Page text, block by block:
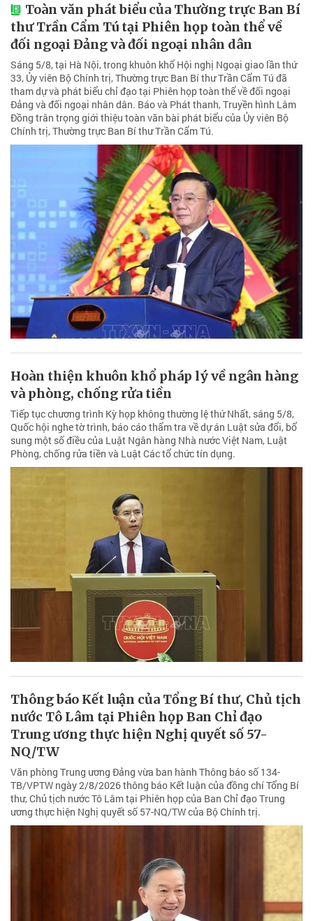
Toàn văn phát biểu của Thường trực Ban Bí
thư Trần Cẩm Tú tại Phiên họp toàn thể về
đối ngoại Đảng và đối ngoại nhân dân
Sáng 5/8, tại Hà Nội, trong khuôn khổ Hội nghị Ngoại giao lần thứ
33, Ủy viên Bộ Chính trị, Thường trực Ban Bí thư Trần Cẩm Tú đã
tham dự và phát biểu chỉ đạo tại Phiên họp toàn thể về đối ngoại
Đảng và đối ngoại nhân dân. Báo và Phát thanh, Truyền hình Lâm
Đồng trân trọng giới thiệu toàn văn bài phát biểu của Ủy viên Bộ
Chính trị, Thường trực Ban Bí thư Trần Cẩm Tú.
Hoàn thiện khuôn khổ pháp lý về ngân hàng
và phòng, chống rửa tiền
Tiếp tục chương trình Kỳ họp không thường lệ thứ Nhất, sáng 5/8,
Quốc hội nghe tờ trình, báo cáo thẩm tra về dự án Luật sửa đổi, bổ
sung một số điều của Luật Ngân hàng Nhà nước Việt Nam, Luật
Phòng, chống rửa tiền và Luật Các tổ chức tín dụng.
Thông báo Kết luận của Tổng Bí thư, Chủ tịch
nước Tô Lâm tại Phiên họp Ban Chỉ đạo
Trung ương thực hiện Nghị quyết số 57-
NQ/TW
Văn phòng Trung ương Đảng vừa ban hành Thông báo số 134-
TB/VPTW ngày 2/8/2026 thông báo Kết luận của đồng chí Tổng Bí
thư, Chủ tịch nước Tô Lâm tại Phiên họp của Ban Chỉ đạo Trung
ương thực hiện Nghị quyết số 57-NQ/TW của Bộ Chính trị.